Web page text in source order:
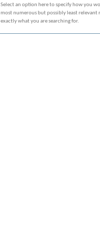
Select an option here to specify how you
most numerous but possibly least
exactly what you are searching for.